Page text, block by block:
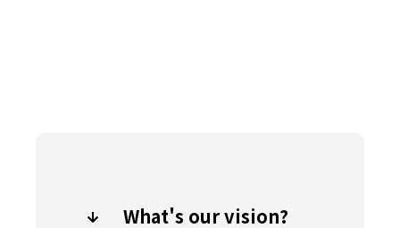
What's our vision?